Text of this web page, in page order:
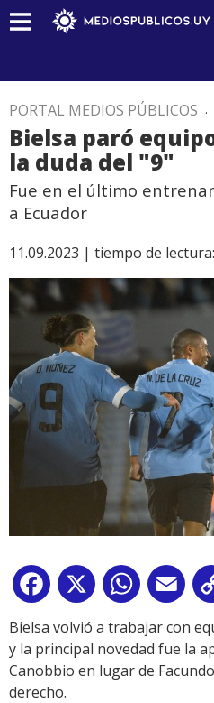
PORTAL MEDIOS PÚBLICOS .
Bielsa paró
la duda del "9"
Fue en el último
a Ecuador
11.09.2023 | tiempo de lectura:
Facebook
X WhatsApp
Bielsa volvió a trabajar con
y la principal novedad fue la
Canobbio en lugar de
derecho.